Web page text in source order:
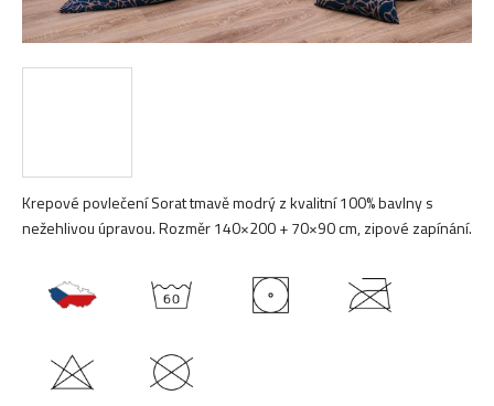
Krepové povlečení Sorat tmavě modrý z kvalitní 100% bavlny s
nežehlivou úpravou. Rozměr 140×200 + 70×90 cm, zipové zapínání.